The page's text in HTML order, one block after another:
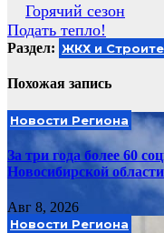
Навигация
по
записям
Горячий сезон
Подать тепло!
Раздел: ЖКХ и
Похожая запись
Новости Региона
За три года более 60
Новосибирской области
Авг 8, 2026
Новости Региона